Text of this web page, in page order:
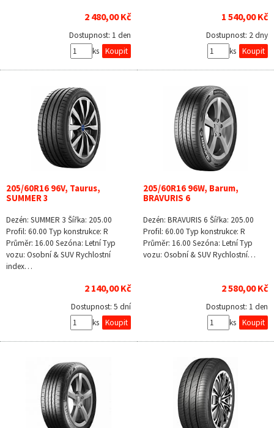
2 480,00 Kč
Dostupnost: 1 den
ks
1 540,00 Kč
Dostupnost: 2 dny
ks
205/60R16 96V, Taurus,
SUMMER 3
Dezén: SUMMER 3 Šířka: 205.00
Profil: 60.00 Typ konstrukce: R
Průměr: 16.00 Sezóna: Letní Typ
vozu: Osobní & SUV Rychlostní
index…
2 140,00 Kč
Dostupnost: 5 dní
ks
205/60R16 96W, Barum,
BRAVURIS 6
Dezén: BRAVURIS 6 Šířka: 205.00
Profil: 60.00 Typ konstrukce: R
Průměr: 16.00 Sezóna: Letní Typ
vozu: Osobní & SUV Rychlostní…
2 580,00 Kč
Dostupnost: 1 den
ks